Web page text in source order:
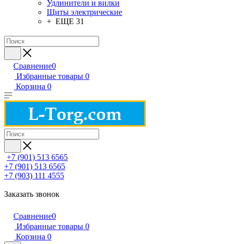
Удлинители и вилки
Щиты электрические
+ ЕЩЕ 31
Сравнение0
Избранные товары 0
Корзина 0
+7 (901) 513 6565
+7 (901) 513 6565
+7 (903) 111 4555
Заказать звонок
Сравнение0
Избранные товары 0
Корзина 0